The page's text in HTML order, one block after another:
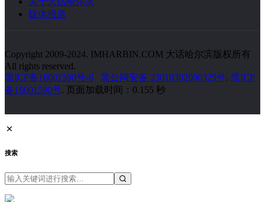
媒体报道
Copyright 2009-2024. IMHARBIN.COM 大话哈尔滨版权所有
All rights reserved.
黑ICP备16001590号-6
黑公网安备 23010302000329号. 黑ICP
备16001590号. 页面加载时间：0.155 秒
搜索